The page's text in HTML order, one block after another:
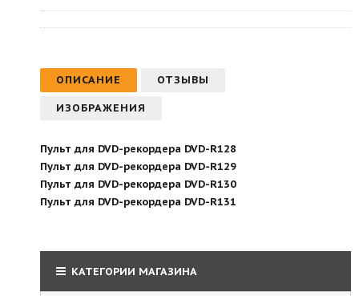
ОПИСАНИЕ ОТЗЫВЫ
ИЗОБРАЖЕНИЯ
Пульт для DVD-рекордера DVD-R128
Пульт для DVD-рекордера DVD-R129
Пульт для DVD-рекордера DVD-R130
Пульт для DVD-рекордера DVD-R131
КАТЕГОРИИ МАГАЗИНА